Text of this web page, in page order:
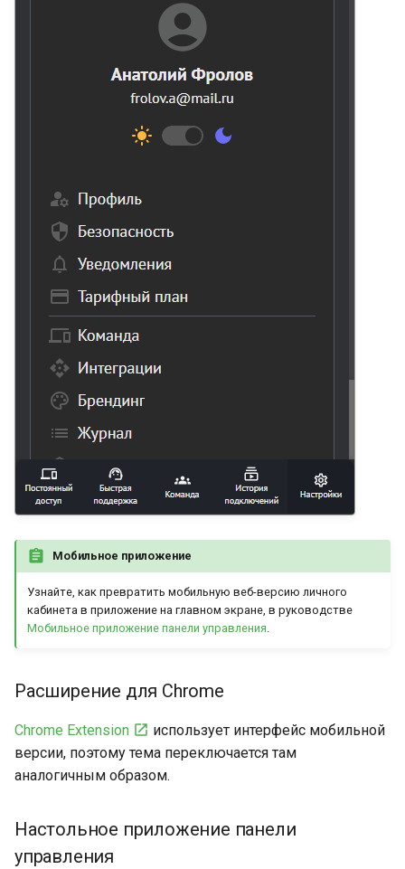
Мобильное приложение
Узнайте, как превратить мобильную веб-версию личного
кабинета в приложение на главном экране, в руководстве
Мобильное приложение панели управления.
Расширение для Chrome
Chrome Extension
использует интерфейс мобильной
версии, поэтому тема переключается там
аналогичным образом.
Настольное приложение панели
управления